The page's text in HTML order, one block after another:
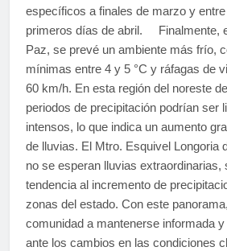
específicos a finales de marzo y
primeros días de abril. Finalmente,
Paz, se prevé un ambiente más frío,
mínimas entre 4 y 5 °C y ráfagas de
60 km/h. En esta región del noreste
periodos de precipitación podrían ser
intensos, lo que indica un aumento
de lluvias. El Mtro. Esquivel Longoria
no se esperan lluvias
tendencia al incremento de
zonas del estado. Con este
comunidad a mantenerse informada
ante los cambios en las condiciones